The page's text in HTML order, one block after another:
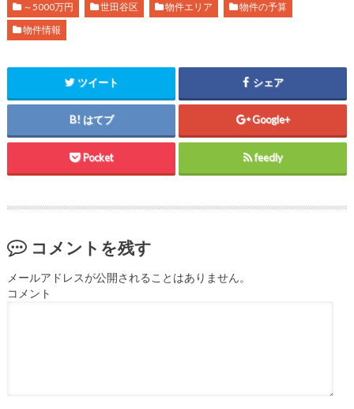
～5000万円 世田谷区 物件エリア
物件の予算
物件情報
ツイート シェア
はてブ Google+
Pocket feedly
コメントを残す
メールアドレスが公開されることはありません。
コメント